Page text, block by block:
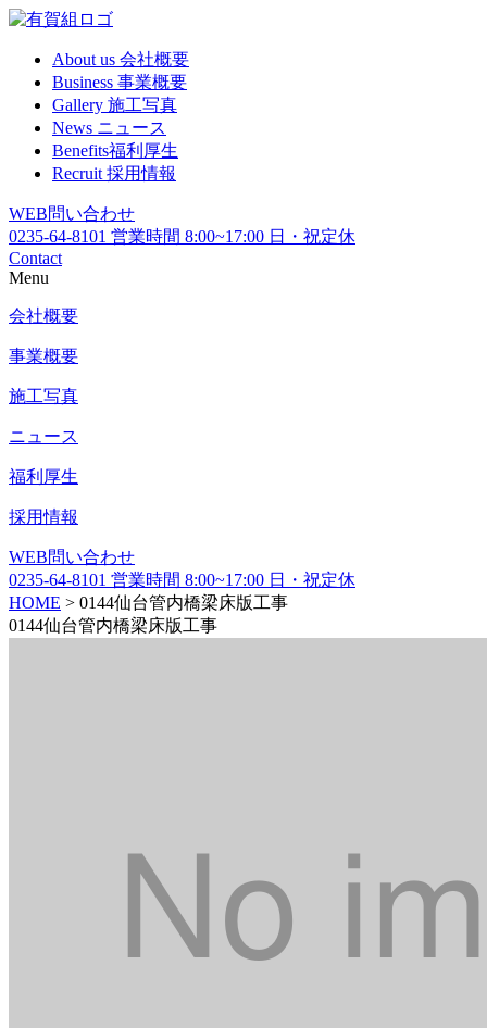
About us 会社概要
Business 事業概要
Gallery 施工写真
News ニュース
Benefits福利厚生
Recruit 採用情報
WEB問い合わせ
0235-64-8101 営業時間 8:00~17:00 日・祝定休
Contact
Menu
会社概要
事業概要
施工写真
ニュース
福利厚生
採用情報
WEB問い合わせ
0235-64-8101 営業時間 8:00~17:00 日・祝定休
HOME > 0144仙台管内橋梁床版工事
0144仙台管内橋梁床版工事